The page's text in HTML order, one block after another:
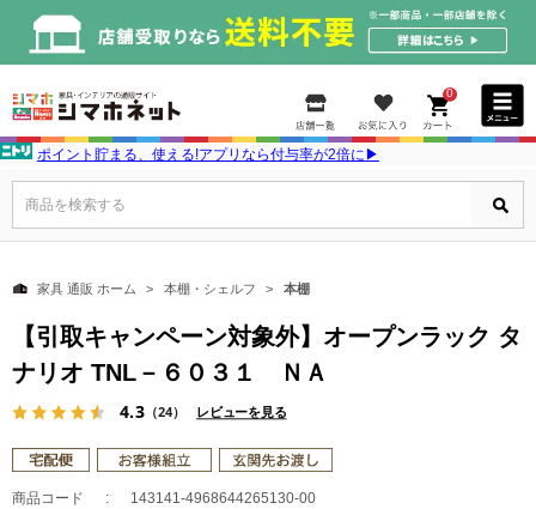
0
ポイント貯まる、使える!アプリなら付与率が2倍に▶
商品を検索する
家具 通販 ホーム 本棚・シェルフ 本棚
【引取キャンペーン対象外】オープンラック タ
ナリオ TNL－６０３１ ＮＡ
4.3（24） レビューを見る
商品コード 143141-4968644265130-00